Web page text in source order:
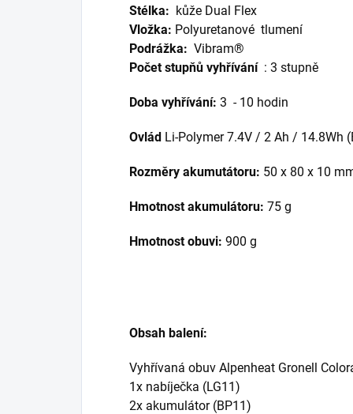
Stélka: kůže Dual Flex
Vložka: Polyuretanové tlumení
Podrážka: Vibram®
Počet stupňů vyhřívání : 3 stupně
Doba vyhřívání: 3 - 10 hodin
Ovlád Li-Polymer 7.4V / 2 Ah / 14.8Wh
Rozměry akumutátoru: 50 x 80 x 10
Hmotnost akumulátoru: 75 g
Hmotnost obuvi: 900 g
Obsah balení:
Vyhřívaná obuv Alpenheat Gronell
1x nabíječka (LG11)
2x akumulátor (BP11)